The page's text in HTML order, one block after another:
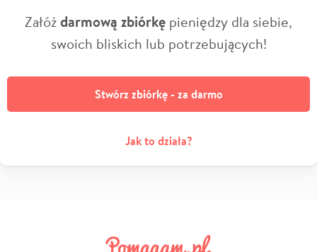
Załóżdarmową zbiórkę pieniędzy dla siebie,
swoich bliskich lub potrzebujących!
Stwórz zbiórkę - za darmo
Jak to działa?